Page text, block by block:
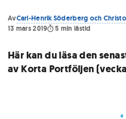
AvCarl-Henrik Söderberg och
13 mars 2019
5 min lästid
Här kan du läsa den
av Korta Portföljen (vecka